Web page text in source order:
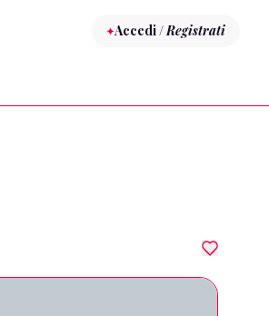
Accedi /Registrati